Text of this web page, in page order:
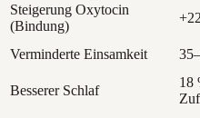
Steigerung Oxytocin
(Bindung)
Verminderte Einsamkeit
Besserer Schlaf
18